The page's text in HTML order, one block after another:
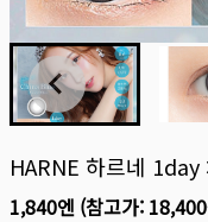
HARNE 하르네
1,840엔 (참고가: